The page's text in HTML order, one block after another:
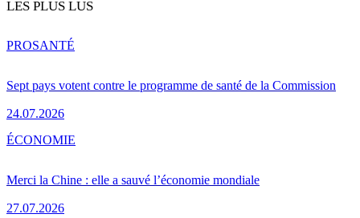
LES PLUS LUS
Sept pays votent contre le programme de santé de la Commission
24.07.2026
PROSANTÉ
Merci la Chine : elle a sauvé l’économie mondiale
27.07.2026
ÉCONOMIE